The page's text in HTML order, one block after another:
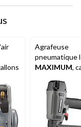
Agrafeuse
pneumatique
MAXIMUM,